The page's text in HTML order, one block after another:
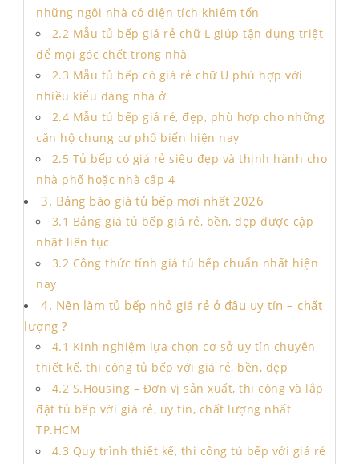
những ngôi nhà có diện tích khiêm tốn
2.2 Mẫu tủ bếp giá rẻ chữ L giúp tận dụng triệt
để mọi góc chết trong nhà
2.3 Mẫu tủ bếp có giá rẻ chữ U phù hợp với
nhiều kiểu dáng nhà ở
2.4 Mẫu tủ bếp giá rẻ, đẹp, phù hợp cho những
căn hộ chung cư phổ biến hiện nay
2.5 Tủ bếp có giá rẻ siêu đẹp và thịnh hành cho
nhà phố hoặc nhà cấp 4
3. Bảng báo giá tủ bếp mới nhất 2026
3.1 Bảng giá tủ bếp giá rẻ, bền, đẹp được cập
nhật liên tục
3.2 Công thức tính giá tủ bếp chuẩn nhất hiện
nay
4. Nên làm tủ bếp nhỏ giá rẻ ở đâu uy tín – chất
lượng ?
4.1 Kinh nghiệm lựa chọn cơ sở uy tín chuyên
thiết kế, thi công tủ bếp với giá rẻ, bền, đẹp
4.2 S.Housing – Đơn vị sản xuất, thi công và lắp
đặt tủ bếp với giá rẻ, uy tín, chất lượng nhất
TP.HCM
4.3 Quy trình thiết kế, thi công tủ bếp với giá rẻ